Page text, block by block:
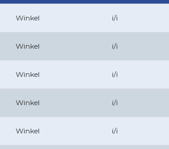
Winkel i/i
Winkel i/i
Winkel i/i
Winkel i/i
Winkel i/i